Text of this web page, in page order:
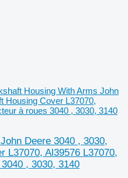
Housing With Arms John
Housing Cover L37070,
à roues 3040 , 3030, 3140
Deere 3040 , 3030,
L37070, Al39576 L37070,
, 3030, 3140